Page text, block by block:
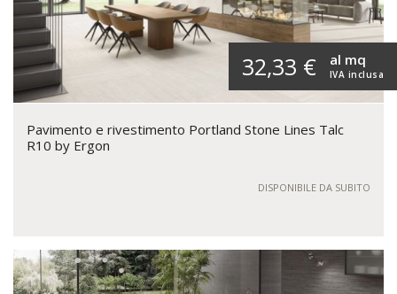
32,33 € IVA inclusa
al mq
Pavimento e rivestimento Portland Stone Lines Talc
R10 by Ergon
DISPONIBILE DA SUBITO